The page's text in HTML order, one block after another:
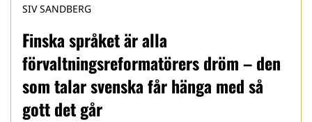
Finska språket är alla
förvaltningsreformatörers dröm – den
som talar svenska får hänga med så
gott det går
SIV SANDBERG